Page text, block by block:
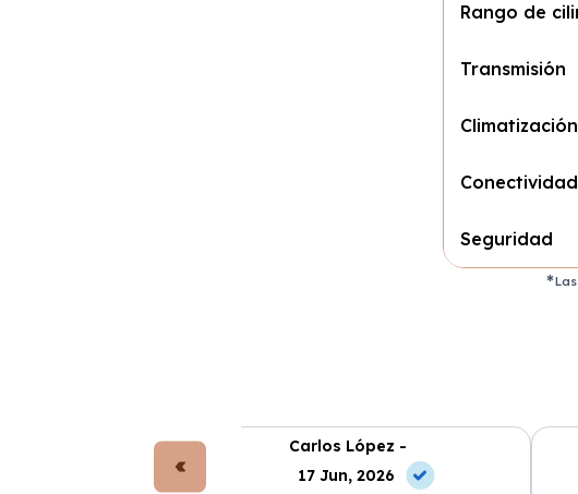
Rango de
Transmisión
Climatización
Conectividad
Seguridad
Carlos López -
17 Jun, 2026